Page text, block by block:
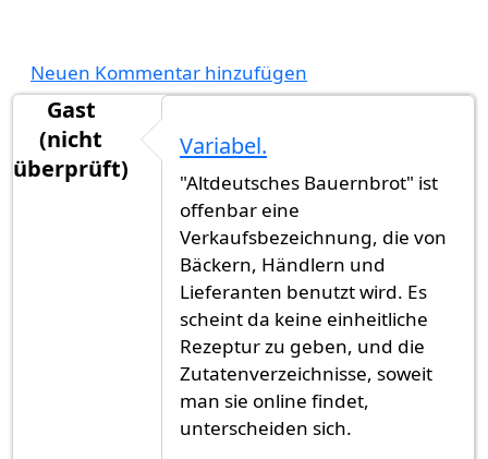
Neuen Kommentar hinzufügen
Gast
(nicht
überprüft)
Variabel.
"Altdeutsches Bauernbrot" ist
offenbar eine
Verkaufsbezeichnung, die von
Bäckern, Händlern und
Lieferanten benutzt wird. Es
scheint da keine einheitliche
Rezeptur zu geben, und die
Zutatenverzeichnisse, soweit
man sie online findet,
unterscheiden sich.